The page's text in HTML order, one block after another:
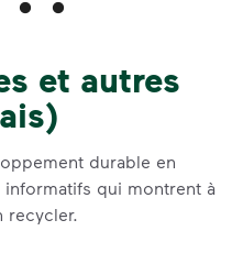
et autres
durable en
qui montrent à
recycler.